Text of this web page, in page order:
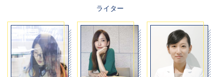
ライター